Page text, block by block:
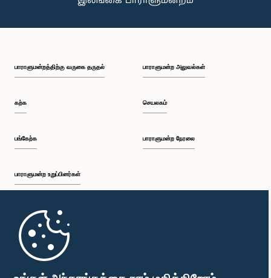
பாராளுமன்றத்திற்கு வருகை தருதல்
கற்க
பங்கேற்க
பாராளுமன்ற உறுப்பினர்கள்
முதற்பக்கம்
பாராளுமன்ற அலுவல்கள்
செயலகம்
பாராளுமன்ற நேரலை
பாராளுமன்ற கையடக்க செயலி